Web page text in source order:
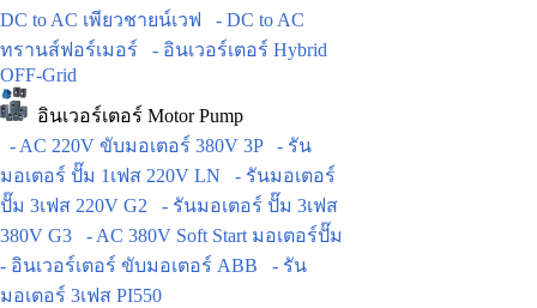
DC to AC เพียวชายน์เวฟ
- DC to AC
ทรานส์ฟอร์เมอร์
- อินเวอร์เตอร์ Hybrid
OFF-Grid
อินเวอร์เตอร์ Motor Pump
- AC 220V ขับมอเตอร์ 380V 3P
- รัน
มอเตอร์ ปั๊ม 1เฟส 220V LN
- รันมอเตอร์
ปั๊ม 3เฟส 220V G2
- รันมอเตอร์ ปั๊ม 3เฟส
380V G3
- AC 380V Soft Start มอเตอร์ปั๊ม
- อินเวอร์เตอร์ ขับมอเตอร์ ABB
- รัน
มอเตอร์ 3เฟส PI550